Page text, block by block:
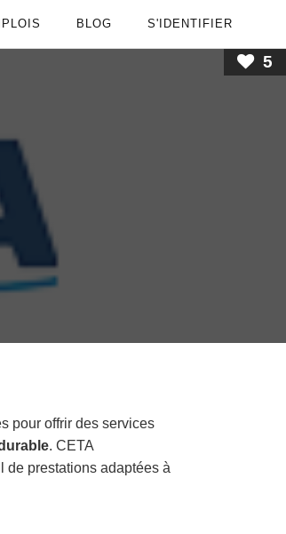
BLOG S'IDENTIFIER
5
pour offrir des services
. CETA
de prestations adaptées à